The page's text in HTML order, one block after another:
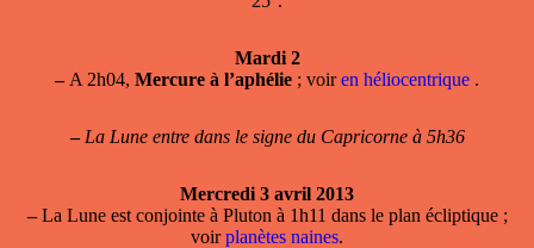
Mardi 2
–A 2h04, Mercure à l’aphélie ; voiren héliocentrique .
– La Lune entre dans le signe du Capricorne à 5h36
Mercredi 3 avril 2013
–La Lune est conjointe à Pluton à 1h11 dans le plan écliptique ;
voirplanètes naines.